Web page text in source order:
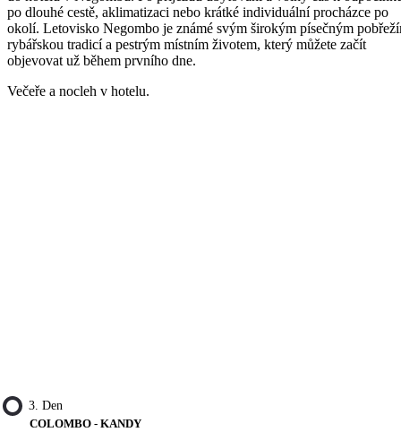
po dlouhé cestě, aklimatizaci nebo krátké individuální procházce po
okolí. Letovisko Negombo je známé svým širokým písečným
rybářskou tradicí a pestrým místním životem, který můžete začít
objevovat už během prvního dne.
Večeře a nocleh v hotelu.
3. Den
COLOMBO - KANDY